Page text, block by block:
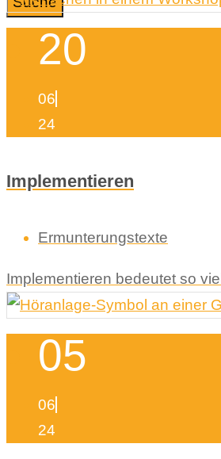
20
06
24
Implementieren
Ermunterungstexte
Implementieren bedeutet so
05
06
24